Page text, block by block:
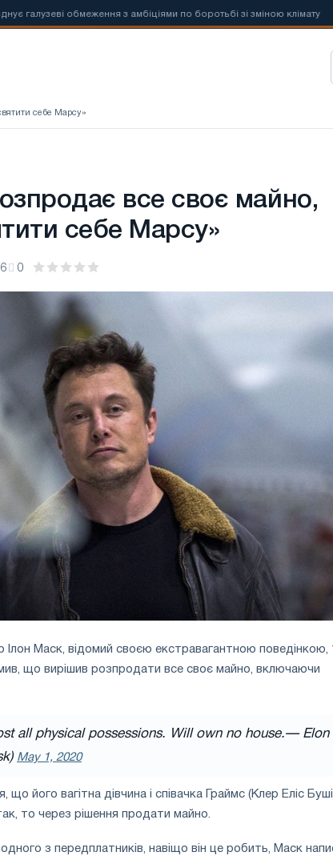
обмеження з амбіціями по боротьбі зі зміною клімату
себе Марсу»
все своє майно,
себе Марсу»
0
Ілон Маск, відомий своєю екстравагантною поведінкою,
що вирішив розпродати все своє майно, включаючи
all physical possessions. Will own no house.— Elon
May 1, 2020
що його вагітна дівчина і співачка Граймс (Клер Еліс
то через рішення продати майно.
з передплатників, навіщо він це робить, Маск